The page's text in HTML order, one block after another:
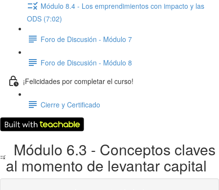
Módulo 8.4 - Los emprendimientos con impacto y las
ODS (7:02)
Foro de Discusión - Módulo 7
Foro de Discusión - Módulo 8
¡Felicidades por completar el curso!
Cierre y Certificado
Módulo 6.3 - Conceptos claves
al momento de levantar capital